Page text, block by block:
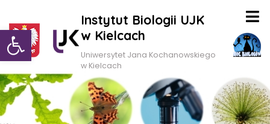
Otwórz pasek narzędzi
Instytut Biologii UJK
w Kielcach
Uniwersytet Jana Kochanowskiego
w Kielcach